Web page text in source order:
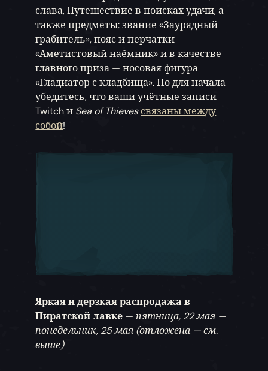
слава, Путешествие в поисках удачи, а
также предметы: звание «Заурядный
грабитель», пояс и перчатки
«Аметистовый наёмник» и в качестве
главного приза — носовая фигура
«Гладиатор с кладбища». Но для начала
убедитесь, что ваши учётные записи
Twitch и Sea of Thieves связаны между
собой!
Яркая и дерзкая распродажа в
Пиратской лавке —пятница, 22 мая —
понедельник, 25 мая (отложена — см.
выше)